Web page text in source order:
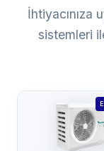
İhtiyacınıza
sistemleri